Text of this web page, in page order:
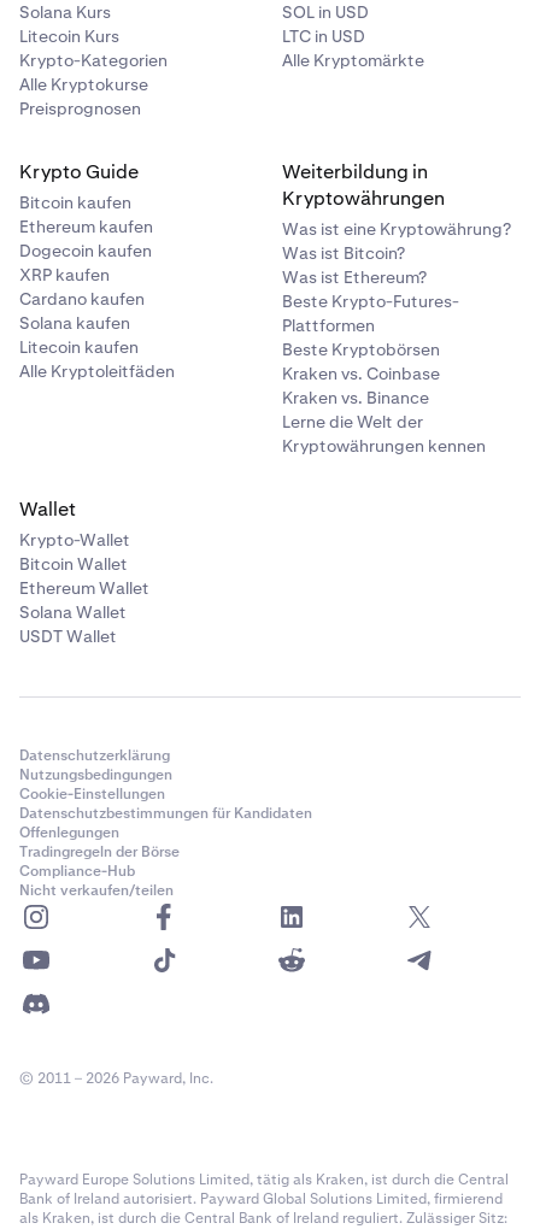
Solana Kurs
Litecoin Kurs
Krypto-Kategorien
Alle Kryptokurse
Preisprognosen
SOL in USD
LTC in USD
Alle Kryptomärkte
Krypto Guide
Bitcoin kaufen
Ethereum kaufen
Dogecoin kaufen
XRP kaufen
Cardano kaufen
Solana kaufen
Litecoin kaufen
Alle Kryptoleitfäden
Weiterbildung in
Kryptowährungen
Was ist eine Kryptowährung?
Was ist Bitcoin?
Was ist Ethereum?
Beste Krypto-Futures-
Plattformen
Beste Kryptobörsen
Kraken vs. Coinbase
Kraken vs. Binance
Lerne die Welt der
Kryptowährungen kennen
Wallet
Krypto-Wallet
Bitcoin Wallet
Ethereum Wallet
Solana Wallet
USDT Wallet
Datenschutzerklärung
Nutzungsbedingungen
Cookie-Einstellungen
Datenschutzbestimmungen für Kandidaten
Offenlegungen
Tradingregeln der Börse
Compliance-Hub
Nicht verkaufen/teilen
© 2011 – 2026 Payward, Inc.
Payward Europe Solutions Limited, tätig als Kraken, ist durch die Central
Bank of Ireland autorisiert. Payward Global Solutions Limited, firmierend
als Kraken, ist durch die Central Bank of Ireland reguliert. Zulässiger Sitz: